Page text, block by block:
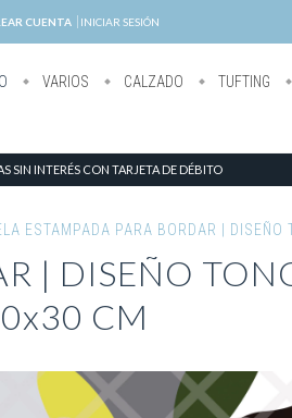
CUENTA INICIAR SESIÓN
VARIOS CALZADO TUFTING
SIN INTERÉS CON TARJETA DE DÉBITO
ESTAMPADA PARA BORDAR |
| DISEÑO
CM